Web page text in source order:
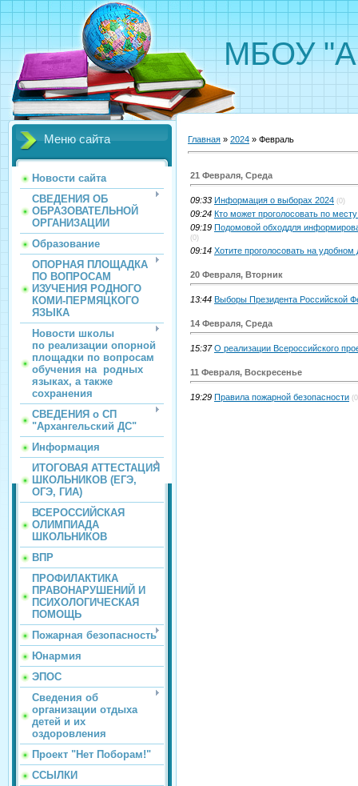
МБОУ
Меню сайта
Новости сайта
СВЕДЕНИЯ ОБ
ОБРАЗОВАТЕЛЬНОЙ
ОРГАНИЗАЦИИ
Образование
ОПОРНАЯ ПЛОЩАДКА
ПО ВОПРОСАМ
ИЗУЧЕНИЯ РОДНОГО
КОМИ-ПЕРМЯЦКОГО
ЯЗЫКА
Новости школы
по реализации опорной
площадки по вопросам
обучения на родных
языках, а также
сохранения
СВЕДЕНИЯ о СП
"Архангельский ДС"
Информация
ИТОГОВАЯ АТТЕСТАЦИЯ
ШКОЛЬНИКОВ (ЕГЭ,
ОГЭ, ГИА)
ВСЕРОССИЙСКАЯ
ОЛИМПИАДА
ШКОЛЬНИКОВ
ВПР
ПРОФИЛАКТИКА
ПРАВОНАРУШЕНИЙ И
ПСИХОЛОГИЧЕСКАЯ
ПОМОЩЬ
Пожарная безопасность
Юнармия
ЭПОС
Сведения об
организации отдыха
детей и их
оздоровления
Проект "Нет Поборам!"
ССЫЛКИ
Главная » 2024 » Февраль
21 Февраля, Среда
09:33 Информация о выборах 2024 (0)
09:24 Кто может проголосовать по
09:19 Подомовой обходдля
(0)
09:14 Хотите проголосовать на
20 Февраля, Вторник
13:44 Выборы Президента Российской
14 Февраля, Среда
15:37 О реализации Всероссийского
11 Февраля, Воскресенье
19:29 Правила пожарной безопасности